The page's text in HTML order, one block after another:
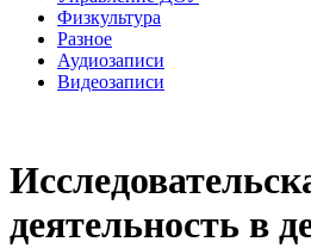
Физкультура
Разное
Аудиозаписи
Видеозаписи
деятельность в